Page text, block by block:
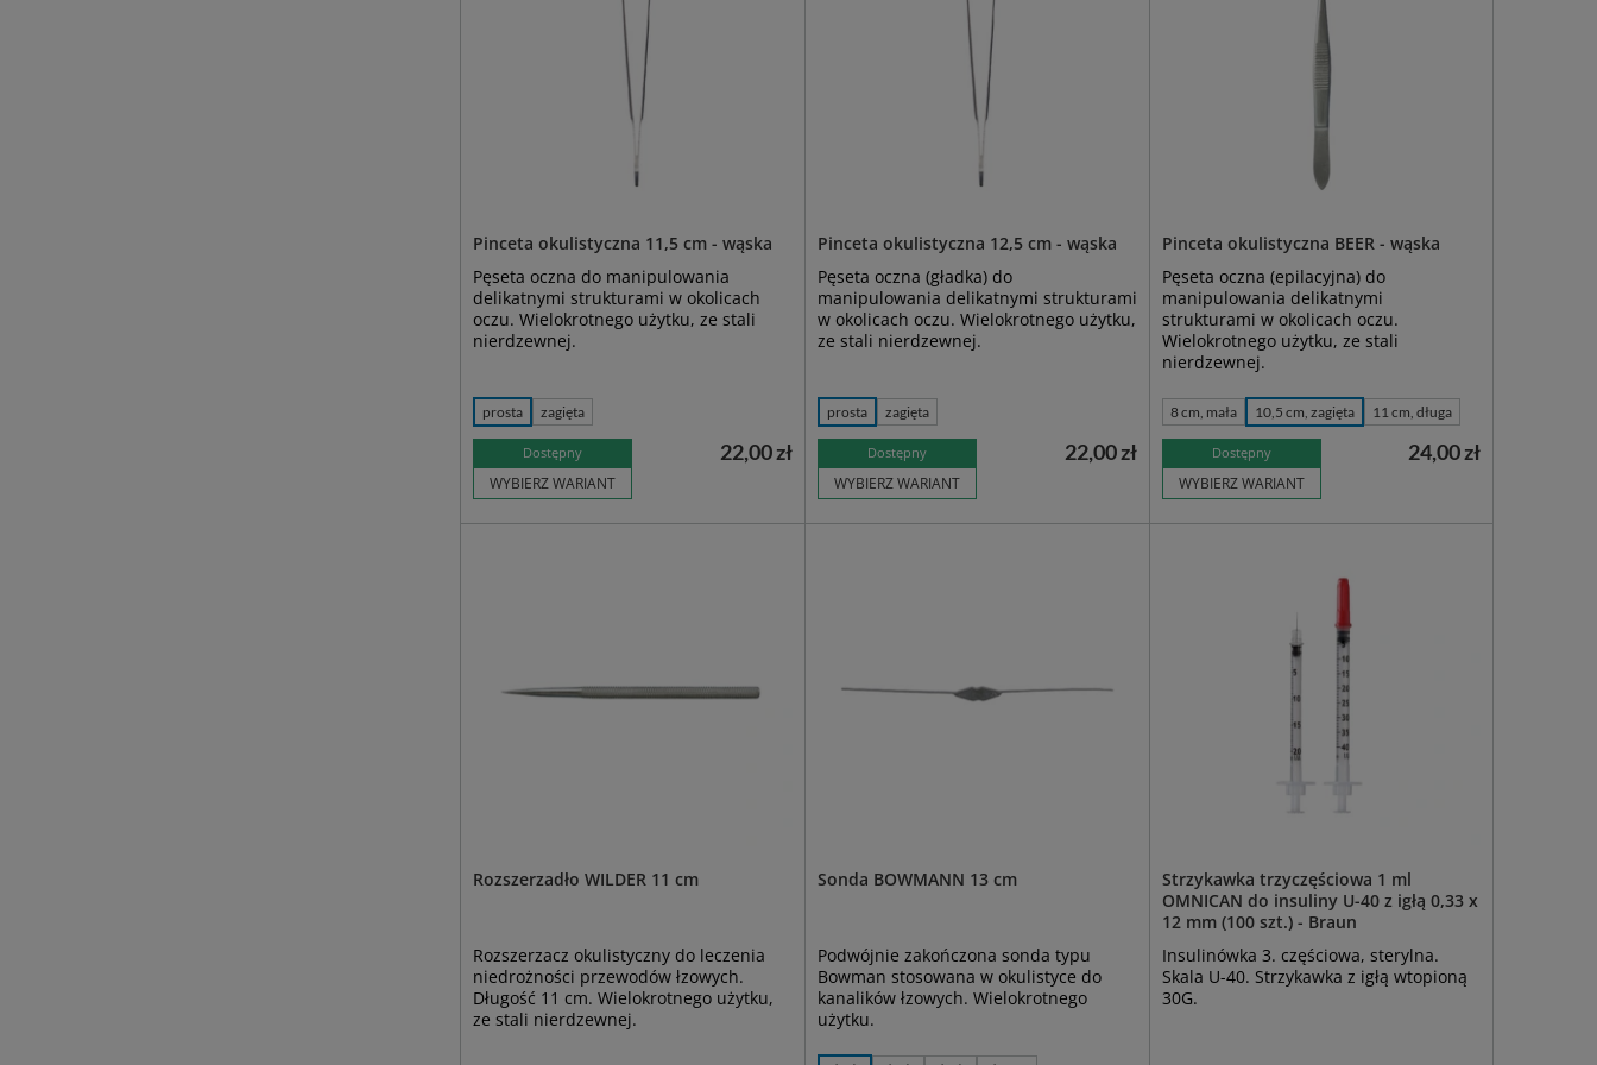
Pinceta okulistyczna 11,5 cm - wąska
Pęseta oczna do manipulowania
delikatnymi strukturami w okolicach
oczu. Wielokrotnego użytku, ze stali
nierdzewnej.
prosta zagięta
Dostępny
WYBIERZ WARIANT
22,00 zł
Pinceta okulistyczna 12,5 cm - wąska
Pęseta oczna (gładka) do
manipulowania delikatnymi strukturami
w okolicach oczu. Wielokrotnego użytku,
ze stali nierdzewnej.
prosta zagięta
Dostępny
WYBIERZ WARIANT
22,00 zł
Pinceta okulistyczna BEER - wąska
Pęseta oczna (epilacyjna) do
manipulowania delikatnymi
strukturami w okolicach oczu.
Wielokrotnego użytku, ze stali
nierdzewnej.
8 cm, mała 10,5 cm, zagięta 11 cm, długa
Dostępny
WYBIERZ WARIANT
24,00 zł
Rozszerzadło WILDER 11 cm
Rozszerzacz okulistyczny do leczenia
niedrożności przewodów łzowych.
Długość 11 cm. Wielokrotnego użytku,
ze stali nierdzewnej.
Sonda BOWMANN 13 cm
Podwójnie zakończona sonda typu
Bowman stosowana w okulistyce do
kanalików łzowych. Wielokrotnego
użytku.
Strzykawka trzyczęściowa 1 ml
OMNICAN do insuliny U-40 z igłą 0,33 x
12 mm (100 szt.) - Braun
Insulinówka 3. częściowa, sterylna.
Skala U-40. Strzykawka z igłą wtopioną
30G.